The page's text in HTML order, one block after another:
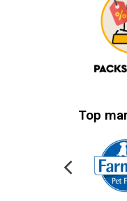
Top